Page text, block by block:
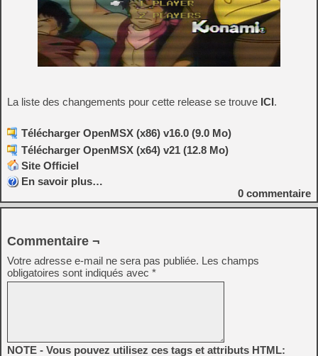
La liste des changements pour cette release se trouve ICI.
Télécharger OpenMSX (x86) v16.0 (9.0 Mo)
Télécharger OpenMSX (x64) v21 (12.8 Mo)
Site Officiel
En savoir plus…
0 commentaire
Commentaire ¬
Votre adresse e-mail ne sera pas publiée. Les champs
obligatoires sont indiqués avec *
NOTE - Vous pouvez utilisez ces tags et attributs HTML: